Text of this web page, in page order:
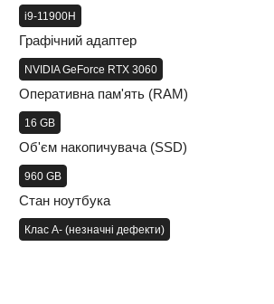
i9-11900H
Графічний адаптер
NVIDIA GeForce RTX 3060
Оперативна пам'ять (RAM)
16 GB
Об'єм накопичувача (SSD)
960 GB
Стан ноутбука
Клас A- (незначні дефекти)